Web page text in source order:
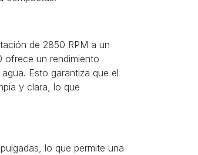
de 2850 RPM a un
ofrece un rendimiento
Esto garantiza que el
y clara, lo que
lo que permite una